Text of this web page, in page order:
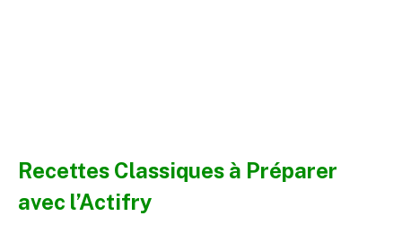
Recettes Classiques à Préparer
avec l’Actifry